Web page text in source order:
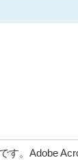
す。Adobe